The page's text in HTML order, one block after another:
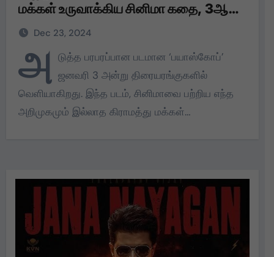
மக்கள் உருவாக்கிய சினிமா கதை, 3ஆம்
தேதி வெளியீடு!
Dec 23, 2024
அ
டுத்த பரபரப்பான படமான ‘பயாஸ்கோப்’
ஜனவரி 3 அன்று திரையரங்குகளில்
வெளியாகிறது. இந்த படம், சினிமாவை பற்றிய எந்த
அறிமுகமும் இல்லாத கிராமத்து மக்கள்…